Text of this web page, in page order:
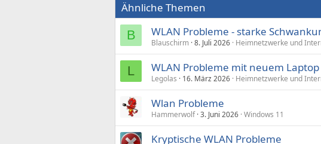
Ähnliche Themen
B WLAN Probleme - starke
Blauschirm 8. Juli 2026 Heimnetzwerke und
L WLAN Probleme mit neuem Laptop
Legolas 16. März 2026 Heimnetzwerke und
Wlan Probleme
Hammerwolf 3. Juni 2026 Windows 11
Kryptische WLAN Probleme